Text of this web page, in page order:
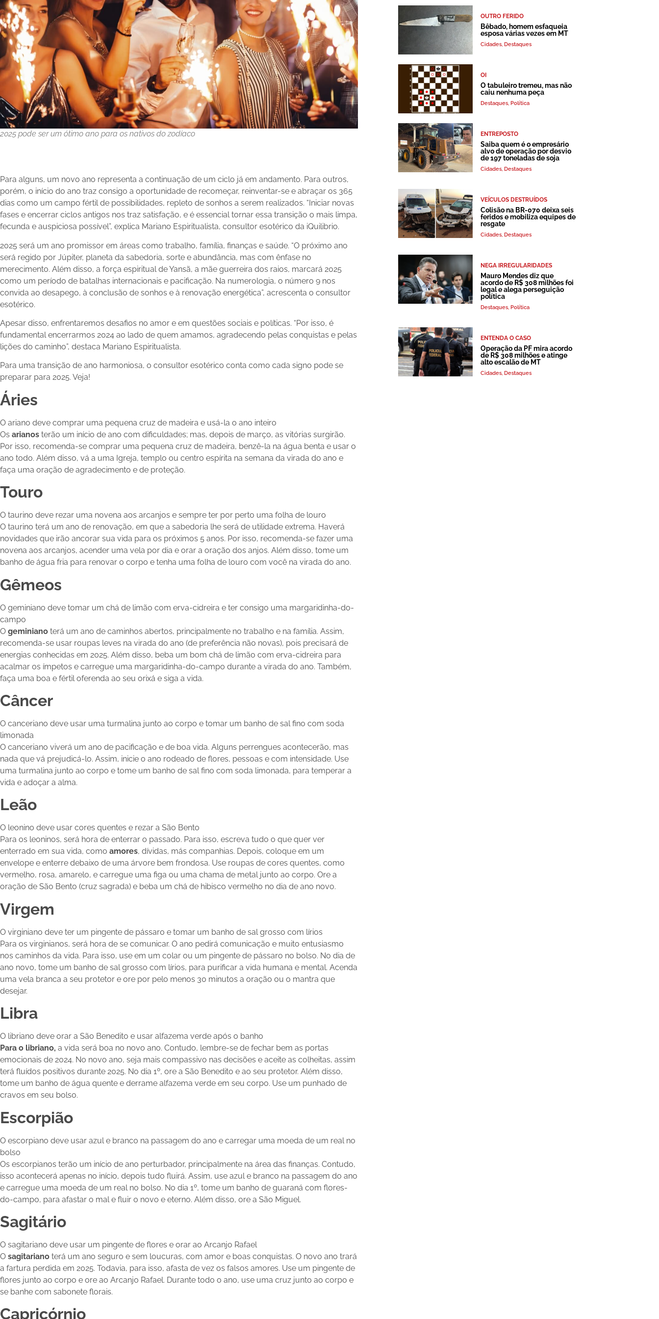
2025 pode ser um ótimo ano para os nativos do zodíaco
Para alguns, um novo ano representa a continuação de um ciclo já em andamento. Para outros,
porém, o início do ano traz consigo a oportunidade de recomeçar, reinventar-se e abraçar os 365
dias como um campo fértil de possibilidades, repleto de sonhos a serem realizados. “Iniciar novas
fases e encerrar ciclos antigos nos traz satisfação, e é essencial tornar essa transição o mais limpa,
fecunda e auspiciosa possível”, explica Mariano Espiritualista, consultor esotérico da iQuilibrio.
2025 será um ano promissor em áreas como trabalho, família, finanças e saúde. “O próximo ano
será regido por Júpiter, planeta da sabedoria, sorte e abundância, mas com ênfase no
merecimento. Além disso, a força espiritual de Yansã, a mãe guerreira dos raios, marcará 2025
como um período de batalhas internacionais e pacificação. Na numerologia, o número 9 nos
convida ao desapego, à conclusão de sonhos e à renovação energética”, acrescenta o consultor
esotérico.
Apesar disso, enfrentaremos desafios no amor e em questões sociais e políticas. “Por isso, é
fundamental encerrarmos 2024 ao lado de quem amamos, agradecendo pelas conquistas e pelas
lições do caminho”, destaca Mariano Espiritualista.
Para uma transição de ano harmoniosa, o consultor esotérico conta como cada signo pode se
preparar para 2025. Veja!
Áries
O ariano deve comprar uma pequena cruz de madeira e usá-la o ano inteiro
Os arianos terão um início de ano com dificuldades; mas, depois de março, as vitórias surgirão.
Por isso, recomenda-se comprar uma pequena cruz de madeira, benzê-la na água benta e usar o
ano todo. Além disso, vá a uma Igreja, templo ou centro espírita na semana da virada do ano e
faça uma oração de agradecimento e de proteção.
Touro
O taurino deve rezar uma novena aos arcanjos e sempre ter por perto uma folha de louro
O taurino terá um ano de renovação, em que a sabedoria lhe será de utilidade extrema. Haverá
novidades que irão ancorar sua vida para os próximos 5 anos. Por isso, recomenda-se fazer uma
novena aos arcanjos, acender uma vela por dia e orar a oração dos anjos. Além disso, tome um
banho de água fria para renovar o corpo e tenha uma folha de louro com você na virada do ano.
Gêmeos
O geminiano deve tomar um chá de limão com erva-cidreira e ter consigo uma margaridinha-do-
campo
O geminiano terá um ano de caminhos abertos, principalmente no trabalho e na família. Assim,
recomenda-se usar roupas leves na virada do ano (de preferência não novas), pois precisará de
energias conhecidas em 2025. Além disso, beba um bom chá de limão com erva-cidreira para
acalmar os ímpetos e carregue uma margaridinha-do-campo durante a virada do ano. Também,
faça uma boa e fértil oferenda ao seu orixá e siga a vida.
Câncer
O canceriano deve usar uma turmalina junto ao corpo e tomar um banho de sal fino com soda
limonada
O canceriano viverá um ano de pacificação e de boa vida. Alguns perrengues acontecerão, mas
nada que vá prejudicá-lo. Assim, inicie o ano rodeado de flores, pessoas e com intensidade. Use
uma turmalina junto ao corpo e tome um banho de sal fino com soda limonada, para temperar a
vida e adoçar a alma.
Leão
O leonino deve usar cores quentes e rezar a São Bento
Para os leoninos, será hora de enterrar o passado. Para isso, escreva tudo o que quer ver
enterrado em sua vida, como amores, dívidas, más companhias. Depois, coloque em um
envelope e enterre debaixo de uma árvore bem frondosa. Use roupas de cores quentes, como
vermelho, rosa, amarelo, e carregue uma figa ou uma chama de metal junto ao corpo. Ore a
oração de São Bento (cruz sagrada) e beba um chá de hibisco vermelho no dia de ano novo.
Virgem
O virginiano deve ter um pingente de pássaro e tomar um banho de sal grosso com lírios
Para os virginianos, será hora de se comunicar. O ano pedirá comunicação e muito entusiasmo
nos caminhos da vida. Para isso, use em um colar ou um pingente de pássaro no bolso. No dia de
ano novo, tome um banho de sal grosso com lírios, para purificar a vida humana e mental. Acenda
uma vela branca a seu protetor e ore por pelo menos 30 minutos a oração ou o mantra que
desejar.
Libra
O libriano deve orar a São Benedito e usar alfazema verde após o banho
Para o libriano, a vida será boa no novo ano. Contudo, lembre-se de fechar bem as portas
emocionais de 2024. No novo ano, seja mais compassivo nas decisões e aceite as colheitas, assim
terá fluídos positivos durante 2025. No dia 1º, ore a São Benedito e ao seu protetor. Além disso,
tome um banho de água quente e derrame alfazema verde em seu corpo. Use um punhado de
cravos em seu bolso.
Escorpião
O escorpiano deve usar azul e branco na passagem do ano e carregar uma moeda de um real no
bolso
Os escorpianos terão um início de ano perturbador, principalmente na área das finanças. Contudo,
isso acontecerá apenas no início, depois tudo fluirá. Assim, use azul e branco na passagem do ano
e carregue uma moeda de um real no bolso. No dia 1º, tome um banho de guaraná com flores-
do-campo, para afastar o mal e fluir o novo e eterno. Além disso, ore a São Miguel.
Sagitário
O sagitariano deve usar um pingente de flores e orar ao Arcanjo Rafael
O sagitariano terá um ano seguro e sem loucuras, com amor e boas conquistas. O novo ano trará
a fartura perdida em 2025. Todavia, para isso, afasta de vez os falsos amores. Use um pingente de
flores junto ao corpo e ore ao Arcanjo Rafael. Durante todo o ano, use uma cruz junto ao corpo e
se banhe com sabonete florais.
Capricórnio
OUTRO FERIDO
Bêbado, homem esfaqueia
esposa várias vezes em MT
Cidades, Destaques
OI
O tabuleiro tremeu, mas não
caiu nenhuma peça
Destaques, Política
ENTREPOSTO
Saiba quem é o empresário
alvo de operação por desvio
de 197 toneladas de soja
Cidades, Destaques
VEÍCULOS DESTRUÍDOS
Colisão na BR-070 deixa seis
feridos e mobiliza equipes de
resgate
Cidades, Destaques
NEGA IRREGULARIDADES
Mauro Mendes diz que
acordo de R$ 308 milhões foi
legal e alega perseguição
política
Destaques, Política
ENTENDA O CASO
Operação da PF mira acordo
de R$ 308 milhões e atinge
alto escalão de MT
Cidades, Destaques